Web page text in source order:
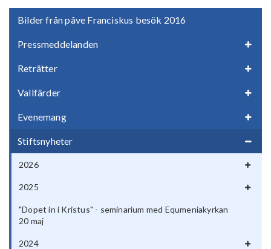
Bilder från påve Franciskus besök 2016
Pressmeddelanden
Reträtter
Vallfärder
Evenemang
Stiftsnyheter
2026
2025
"Dopet in i Kristus" - seminarium med Equmeniakyrkan
20 maj
2024